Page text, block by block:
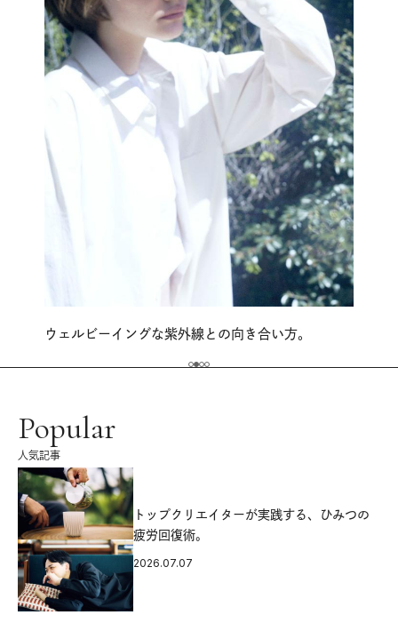
ウェルビーイングな紫外線との向き合い方。
Popular
人気記事
トップクリエイターが実践する、ひみつの
疲労回復術。
2026.07.07